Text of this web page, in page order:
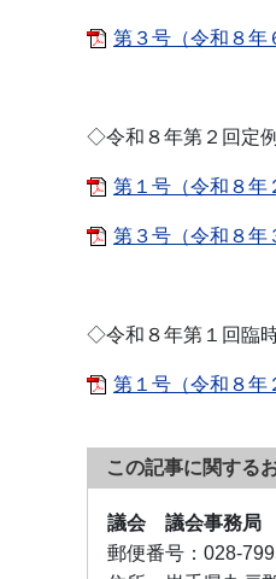
第３号（令和８年
◇令和８年第２回定
第１号（令和８年
第３号（令和８年
◇令和８年第１回臨
第１号（令和８年
この記事に関する
議会 議会事務局
郵便番号： 028-